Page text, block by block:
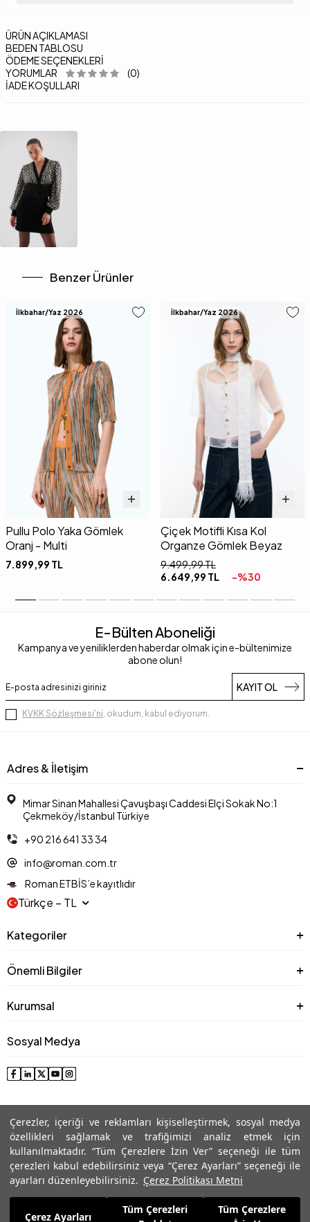
Çerezler, içeriği ve reklamları kişiselleştirmek, sosyal medya
özellikleri sağlamak ve trafiğimizi analiz etmek için
kullanılmaktadır. “Tüm Çerezlere İzin Ver” seçeneği ile tüm
çerezleri kabul edebilirsiniz veya “Çerez Ayarları” seçeneği ile
ayarları düzenleyebilirsiniz. Çerez Politikası Metni
Çerez Ayarları
Tüm Çerezleri
Tüm Çerezlere
ÜRÜN AÇIKLAMASI
BEDEN TABLOSU
ÖDEME SEÇENEKLERI
YORUMLAR
(0)
İADE KOŞULLARI
6.005,99 TL
Benzer Ürünler
İlkbahar/Yaz 2026
Pullu Polo Yaka Gömlek
Oranj - Multi
7.899,99 TL
İlkbahar/Yaz 2026
Çiçek Motifli Kısa Kol
Organze Gömlek Beyaz
9.499,99TL
6.649,99 TL -%30
E-Bülten Aboneliği
Kampanya ve yeniliklerden haberdar olmak için e-bültenimize
abone olun!
KAYIT OL
KVKK Sözleşmesi'ni, okudum, kabul ediyorum.
Adres & İletişim
Mimar Sinan Mahallesi Çavuşbaşı Caddesi Elçi Sokak No:1
Çekmeköy/İstanbul Türkiye
+90 216 641 33 34
info@roman.com.tr
Roman ETBİS’e kayıtlıdır
Türkçe − TL
Kategoriler
Önemli Bilgiler
Kurumsal
Sosyal Medya
© 2025 Roman® Tüm Hakları Saklıdır, İzinsiz kullanılamaz